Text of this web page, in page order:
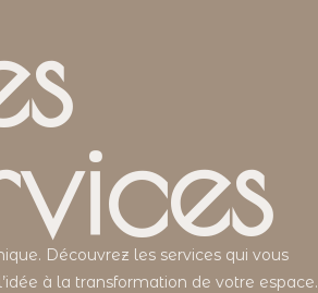
Découvrez les services qui vous
à la transformation de votre espace.